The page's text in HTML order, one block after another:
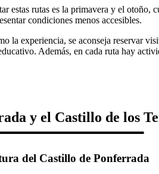
estas rutas es la primavera y el otoño,
condiciones menos accesibles.
la experiencia, se aconseja reservar
Además, en cada ruta hay
y el Castillo de los
del Castillo de Ponferrada